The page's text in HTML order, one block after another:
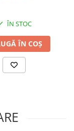
ÎN STOC
ÎN COȘ